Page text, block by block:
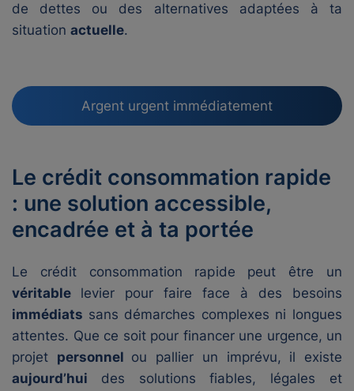
de dettes ou des alternatives adaptées à ta
situation actuelle.
Argent urgent immédiatement
Le crédit consommation rapide
: une solution accessible,
encadrée et à ta portée
Le crédit consommation rapide peut être un
véritable levier pour faire face à des besoins
immédiats sans démarches complexes ni longues
attentes. Que ce soit pour financer une urgence, un
projet personnel ou pallier un imprévu, il existe
aujourd’hui des solutions fiables, légales et